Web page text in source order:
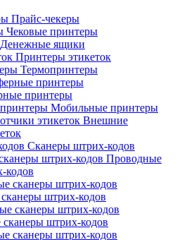
Прайс-чекеры
Чековые принтеры
Денежные ящики
Принтеры этикеток
Термопринтеры
принтеры
Мобильные принтеры
Внешние
Сканеры штрих-кодов
Проводные
кодов
штрих-кодов
штрих-кодов